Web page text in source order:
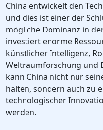
China entwickelt den
und dies ist einer der
mögliche Dominanz in
investiert enorme
künstlicher Intelligenz,
Weltraumforschung und
kann China nicht nur
halten, sondern auch zu
technologischer
werden.